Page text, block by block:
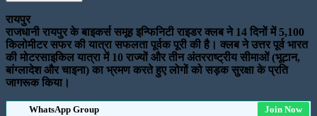
रायपुर
राजधानी रायपुर के बाइकर्स समूह इन्फिनिटी राइडर क्लब ने 14 दिनों में 5,100
किलोमीटर सफर की यात्रा सफलता पूर्वक पूरी की है। क्लब ने उत्तर पूर्व भारत
की मोटरसाइकिल यात्रा में 10 राज्यों और तीन अंतरराष्ट्रीय सीमाओं (भूटान,
बांग्लादेश और चाइना) का भ्रमण करते हुए लोगों को सड़क सुरक्षा के प्रति
जागरूक किया।
WhatsApp Group
Join Now